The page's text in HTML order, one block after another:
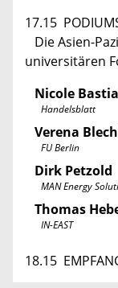
17.15
Die Asien-
universitären
Nicole
Handelsblatt
Verena
FU Berlin
Dirk Petzold
MAN Energy
Thomas
IN-EAST
18.15